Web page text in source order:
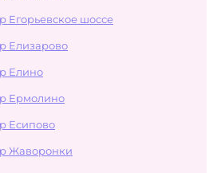
Егорьевское шоссе
Елизарово
Елино
Ермолино
Есипово
Жаворонки